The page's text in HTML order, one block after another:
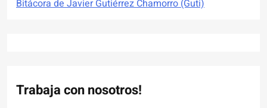
Bitácora de Javier Gutiérrez Chamorro (Guti)
Trabaja con nosotros!